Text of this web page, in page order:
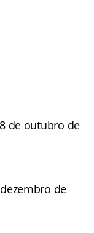
de outubro de
de